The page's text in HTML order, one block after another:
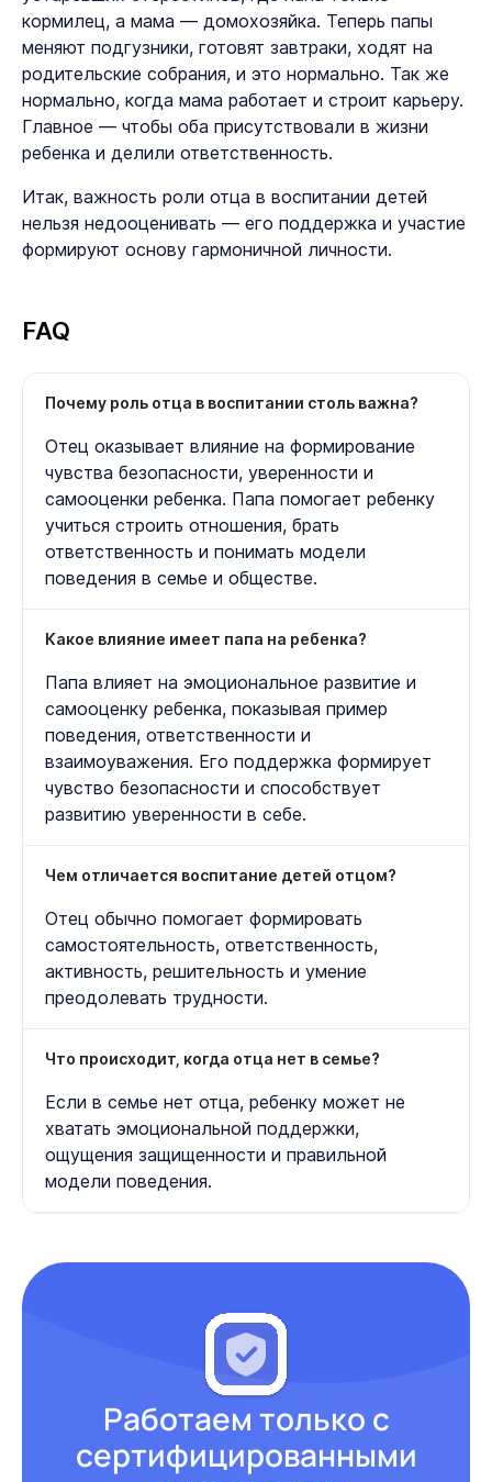
кормилец, а мама — домохозяйка. Теперь папы
меняют подгузники, готовят завтраки, ходят на
родительские собрания, и это нормально. Так же
нормально, когда мама работает и строит карьеру.
Главное — чтобы оба присутствовали в жизни
ребенка и делили ответственность.
Итак, важность роли отца в воспитании детей
нельзя недооценивать — его поддержка и участие
формируют основу гармоничной личности.
FAQ
Почему роль отца в воспитании столь важна?
Отец оказывает влияние на формирование
чувства безопасности, уверенности и
самооценки ребенка. Папа помогает ребенку
учиться строить отношения, брать
ответственность и понимать модели
поведения в семье и обществе.
Какое влияние имеет папа на ребенка?
Папа влияет на эмоциональное развитие и
самооценку ребенка, показывая пример
поведения, ответственности и
взаимоуважения. Его поддержка формирует
чувство безопасности и способствует
развитию уверенности в себе.
Чем отличается воспитание детей отцом?
Отец обычно помогает формировать
самостоятельность, ответственность,
активность, решительность и умение
преодолевать трудности.
Что происходит, когда отца нет в семье?
Если в семье нет отца, ребенку может не
хватать эмоциональной поддержки,
ощущения защищенности и правильной
модели поведения.
Работаем только с
сертифицированными